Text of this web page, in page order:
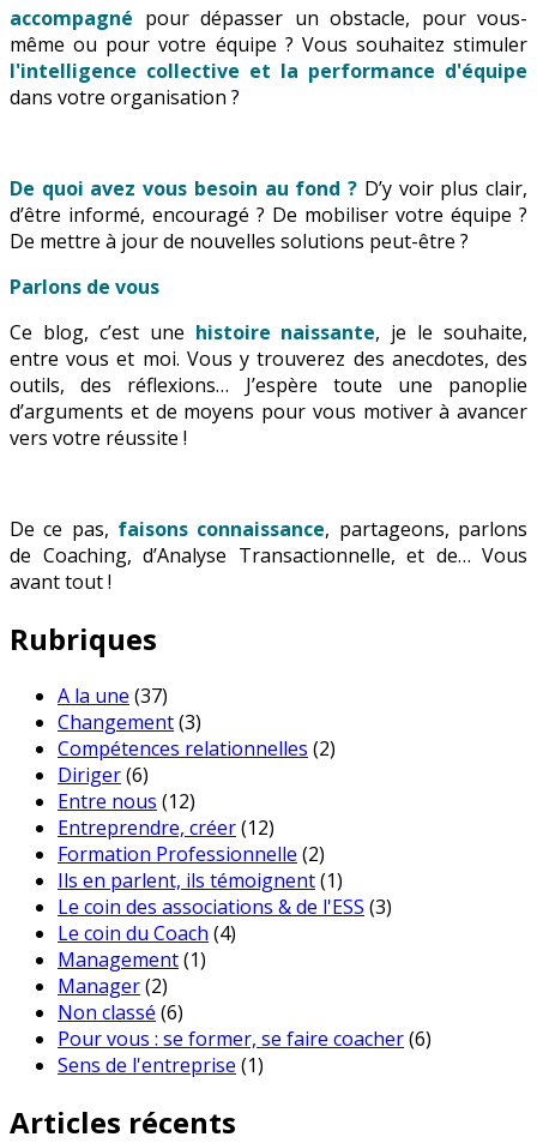
accompagné pour dépasser un obstacle, pour vous-
même ou pour votre équipe ? Vous souhaitez stimuler
l'intelligence collective et la performance d'équipe
dans votre organisation ?
De quoi avez vous besoin au fond ? D’y voir plus clair,
d’être informé, encouragé ? De mobiliser votre équipe ?
De mettre à jour de nouvelles solutions peut-être ?
Parlons de vous
Ce blog, c’est une histoire naissante, je le souhaite,
entre vous et moi. Vous y trouverez des anecdotes, des
outils, des réflexions… J’espère toute une panoplie
d’arguments et de moyens pour vous motiver à avancer
vers votre réussite !
De ce pas, faisons connaissance, partageons, parlons
de Coaching, d’Analyse Transactionnelle, et de… Vous
avant tout !
Rubriques
A la une (37)
Changement(3)
Compétences relationnelles (2)
Diriger(6)
Entre nous (12)
Entreprendre, créer(12)
Formation Professionnelle (2)
Ils en parlent, ils témoignent(1)
Le coin des associations & de l'ESS (3)
Le coin du Coach (4)
Management(1)
Manager(2)
Non classé (6)
Pour vous : se former, se faire coacher(6)
Sens de l'entreprise (1)
Articles récents